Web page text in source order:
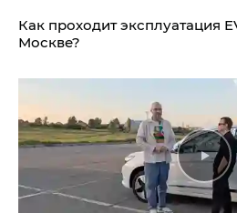
Как проходит эксплуатация
Москве?